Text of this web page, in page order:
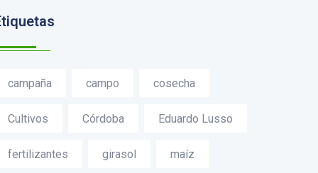
campaña campo cosecha
Cultivos Córdoba Eduardo Lusso
fertilizantes girasol maíz